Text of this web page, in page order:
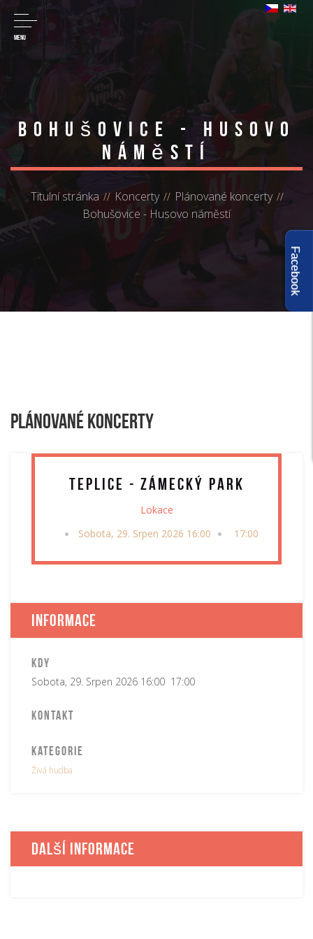
MENU
Bohušovice - Husovo
náměstí
Titulní stránka Koncerty
Plánované koncerty
Bohušovice - Husovo náměstí
Plánované koncerty
Teplice - Zámecký park
Lokace
Sobota, 29. Srpen 2026 16:00
17:00
Informace
Kdy
Sobota, 29. Srpen 2026 16:00 17:00
Kontakt
Kategorie
Živá hudba
Další informace
Facebook